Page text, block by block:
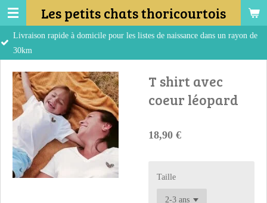
Passer
au
contenu
Les petits chats thoricourtois
à domicile pour les listes de naissance dans un rayon de
T shirt avec
coeur léopard
18,90 €
Taille